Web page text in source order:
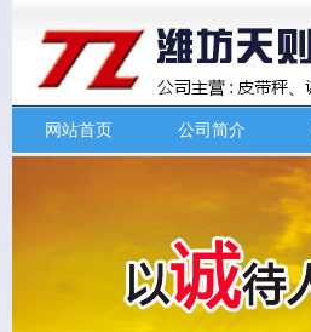
网站首页 公司简介